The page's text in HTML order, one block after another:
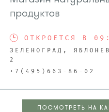
продуктов
ОТКРОЕТСЯ В
ЗЕЛЕНОГРАД,
2
+7(495)663-86-02
ПОСМОТРЕТЬ НА